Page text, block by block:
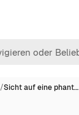
/Sicht auf eine phant…